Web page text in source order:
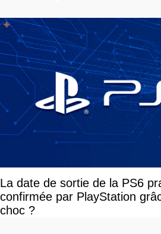
La date de sortie de la PS6
confirmée par PlayStation
choc ?